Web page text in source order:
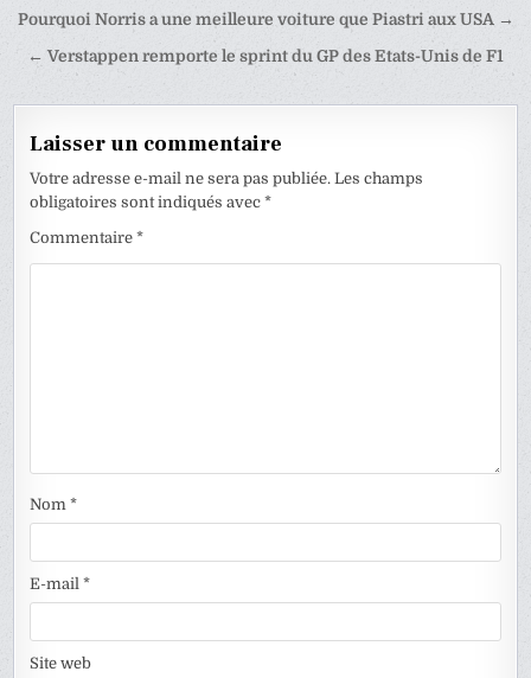
Navigation
de
Pourquoi Norris a une meilleure voiture que Piastri aux USA →
← Verstappen remporte le sprint du GP des Etats-Unis de F1
Laisser un commentaire
Votre adresse e-mail ne sera pas publiée. Les champs
obligatoires sont indiqués avec*
Commentaire*
Nom*
E-mail*
Site web